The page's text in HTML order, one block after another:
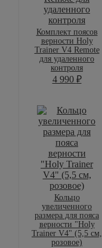
Комплект поясов
верности Holy
Trainer V4 Remote
для удаленного
контроля
4 990 ₽
Кольцо
увеличенного
размера для пояса
верности "Holy
Trainer V4" (5,5 см,
розовое)